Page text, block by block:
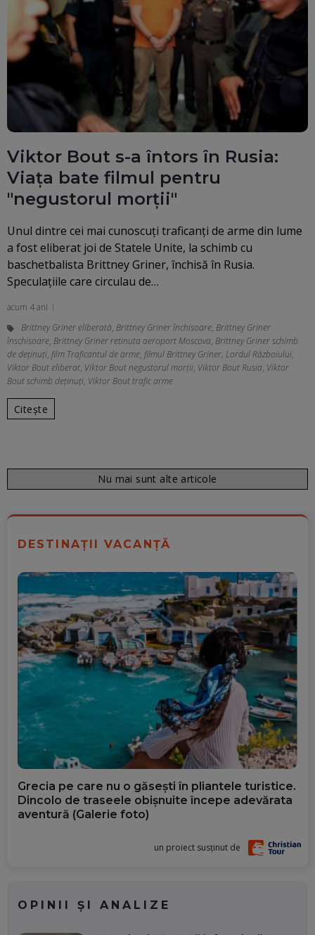
Viktor Bout s-a întors în Rusia:
Viața bate filmul pentru
"negustorul morții"
Unul dintre cei mai cunoscuți traficanți de arme din lume
a fost eliberat joi de Statele Unite, la schimb cu
baschetbalista Brittney Griner, închisă în Rusia.
Speculațiile care circulau de…
acum 4 ani
Brittney Griner eliberată, Brittney Griner închisoare, Brittney Griner
înschisoare, Brittney Griner retinuta aeroport Moscova, Brittney Griner schimb
de deținuți, film Traficantul de arme, filmul Brittney Griner, Lordul Războiului,
Viktor Bout eliberat, Viktor Bout negustorul morții, Viktor Bout Rusia, Viktor
Bout schimb deținuți, Viktor Bout trafic arme
Citește
Nu mai sunt alte articole
DESTINAȚII VACANȚĂ
Grecia pe care nu o găsești în pliantele turistice.
Dincolo de traseele obișnuite începe adevărata
aventură (Galerie foto)
un proiect susținut de
OPINII ȘI ANALIZE